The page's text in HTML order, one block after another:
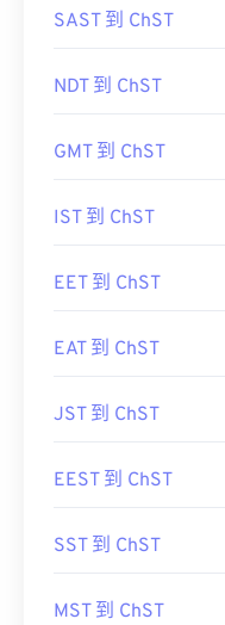
SAST 到 ChST
NDT 到 ChST
GMT 到 ChST
IST 到 ChST
EET 到 ChST
EAT 到 ChST
JST 到 ChST
EEST 到 ChST
SST 到 ChST
MST 到 ChST